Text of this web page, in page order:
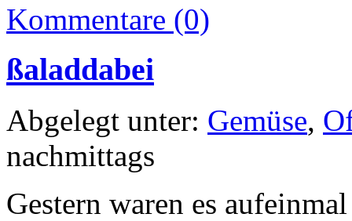
Kommentare (0)
ßaladdabei
Abgelegt unter: Gemüse,
nachmittags
Gestern waren es